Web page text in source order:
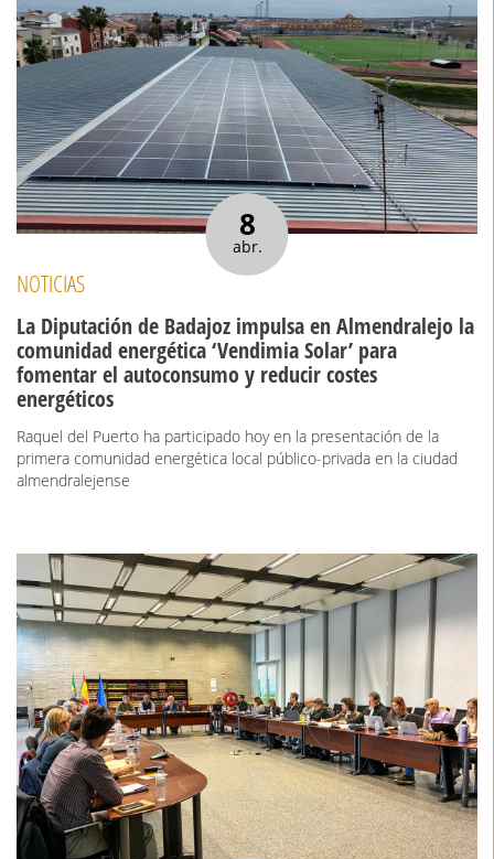
8
abr.
NOTICIAS
La Diputación de Badajoz impulsa en Almendralejo la
comunidad energética ‘Vendimia Solar’ para
fomentar el autoconsumo y reducir costes
energéticos
Raquel del Puerto ha participado hoy en la presentación de la
primera comunidad energética local público-privada en la ciudad
almendralejense